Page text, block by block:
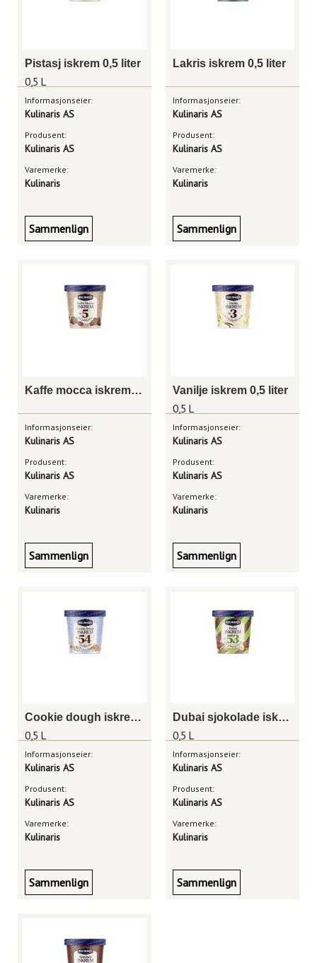
Pistasj iskrem 0,5 liter
0,5 L
Informasjonseier:
Kulinaris AS
Produsent:
Kulinaris AS
Varemerke:
Kulinaris
Sammenlign
Lakris iskrem 0,5 liter
Informasjonseier:
Kulinaris AS
Produsent:
Kulinaris AS
Varemerke:
Kulinaris
Sammenlign
Kaffe mocca iskrem 0,5 liter
Informasjonseier:
Kulinaris AS
Produsent:
Kulinaris AS
Varemerke:
Kulinaris
Sammenlign
Vanilje iskrem 0,5 liter
0,5 L
Informasjonseier:
Kulinaris AS
Produsent:
Kulinaris AS
Varemerke:
Kulinaris
Sammenlign
Cookie dough iskrem 0,5 liter
0,5 L
Informasjonseier:
Kulinaris AS
Produsent:
Kulinaris AS
Varemerke:
Kulinaris
Sammenlign
Dubai sjokolade iskrem 0,5 liter
0,5 L
Informasjonseier:
Kulinaris AS
Produsent:
Kulinaris AS
Varemerke:
Kulinaris
Sammenlign